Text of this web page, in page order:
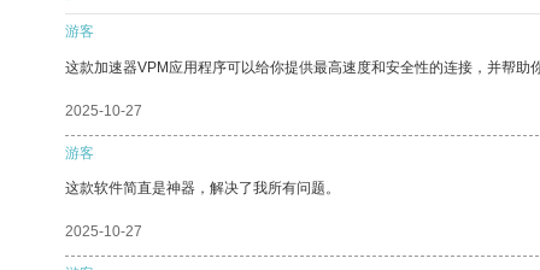
游客
这款加速器VPM应用程序可以给你提供最高速度和安全性的连接，并帮助
2025-10-27
游客
这款软件简直是神器，解决了我所有问题。
2025-10-27